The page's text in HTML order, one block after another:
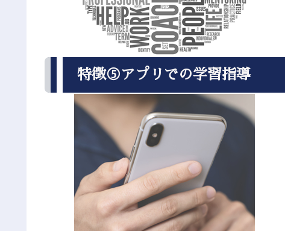
特徴⑤アプリでの学習指導